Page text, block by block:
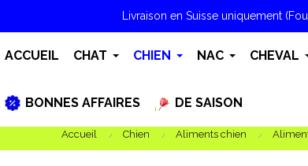
Livraison en Suisse uniquement
ACCUEIL CHAT CHIEN NAC CHEVAL
BONNES AFFAIRES DE SAISON
Accueil Chien Aliments chien